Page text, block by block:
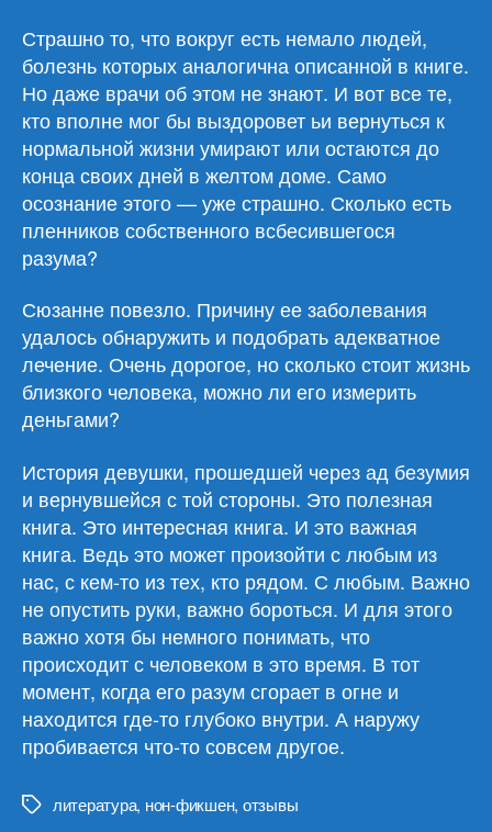
Страшно то, что вокруг есть немало людей,
болезнь которых аналогична описанной в книге.
Но даже врачи об этом не знают. И вот все те,
кто вполне мог бы выздоровет ьи вернуться к
нормальной жизни умирают или остаются до
конца своих дней в желтом доме. Само
осознание этого — уже страшно. Сколько есть
пленников собственного всбесившегося
разума?
Сюзанне повезло. Причину ее заболевания
удалось обнаружить и подобрать адекватное
лечение. Очень дорогое, но сколько стоит жизнь
близкого человека, можно ли его измерить
деньгами?
История девушки, прошедшей через ад безумия
и вернувшейся с той стороны. Это полезная
книга. Это интересная книга. И это важная
книга. Ведь это может произойти с любым из
нас, с кем-то из тех, кто рядом. С любым. Важно
не опустить руки, важно бороться. И для этого
важно хотя бы немного понимать, что
происходит с человеком в это время. В тот
момент, когда его разум сгорает в огне и
находится где-то глубоко внутри. А наружу
пробивается что-то совсем другое.
Меткилитература, нон-фикшен, отзывы